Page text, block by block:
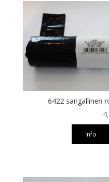
6422 sangallinen
Info